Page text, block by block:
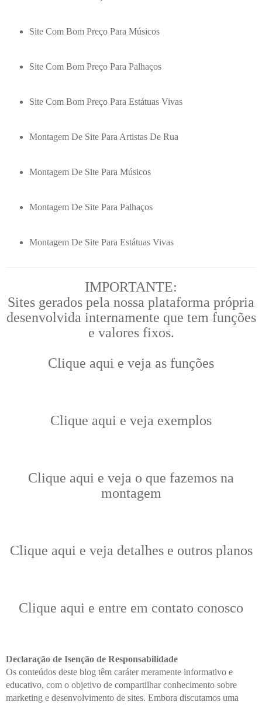
Site Com Bom Preço Para Músicos
Site Com Bom Preço Para Palhaços
Site Com Bom Preço Para Estátuas Vivas
Montagem De Site Para Artistas De Rua
Montagem De Site Para Músicos
Montagem De Site Para Palhaços
Montagem De Site Para Estátuas Vivas
IMPORTANTE:
Sites gerados pela nossa plataforma própria
desenvolvida internamente que tem funções
e valores fixos.
Clique aqui e veja as funções
Clique aqui e veja exemplos
Clique aqui e veja o que fazemos na
montagem
Clique aqui e veja detalhes e outros planos
Clique aqui e entre em contato conosco
Declaração de Isenção de Responsabilidade
Os conteúdos deste blog têm caráter meramente informativo e
educativo, com o objetivo de compartilhar conhecimento sobre
marketing e desenvolvimento de sites. Embora discutamos uma